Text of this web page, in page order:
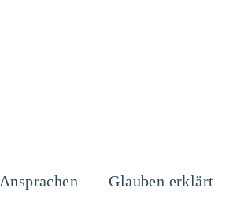
Ansprachen Glauben erklärt